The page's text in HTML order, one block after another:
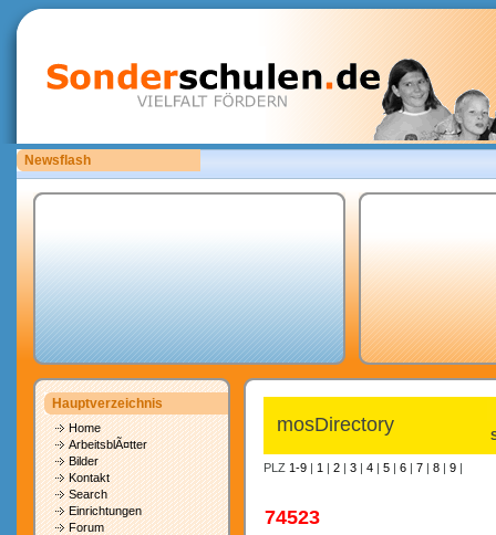
Newsflash
Bitte laden Sie eigene copyrightfreie Unterrichtsmaterialien hoch.
Hauptverzeichnis
Home
ArbeitsblÃ¤tter
Bilder
Kontakt
Search
Einrichtungen
Forum
mosDirectory
PLZ 1-9 | 1 | 2 | 3 | 4 | 5 | 6 | 7 | 8 | 9 |
74523